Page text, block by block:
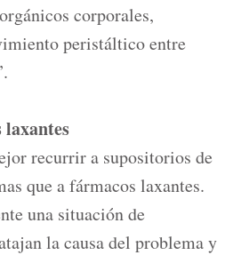
corporales,
peristáltico entre
laxantes
recurrir a supositorios de
que a fármacos laxantes.
una situación de
la causa del problema y